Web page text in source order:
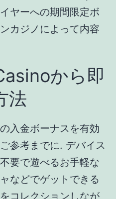
参考までに. デバイス
要で遊べるお手軽な
などでゲットできる
化と育成を目指すプ
必見作。. スロットを
レイヤーにおすすめ
. 今更だけど、 フラチ
れで一ヶ月は仕事し
ゃなかろうか？. ライ
）とは、実際のディ
相手をしてくれるゲ